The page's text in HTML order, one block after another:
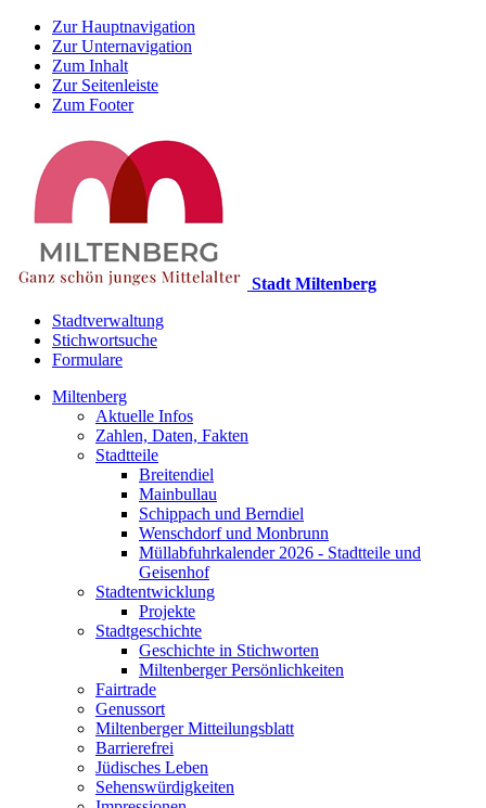
Zur Hauptnavigation
Zur Unternavigation
Zum Inhalt
Zur Seitenleiste
Zum Footer
Stadt Miltenberg
Stadtverwaltung
Stichwortsuche
Formulare
Miltenberg
Aktuelle Infos
Zahlen, Daten, Fakten
Stadtteile
Breitendiel
Mainbullau
Schippach und Berndiel
Wenschdorf und Monbrunn
Müllabfuhrkalender 2026 - Stadtteile und
Geisenhof
Stadtentwicklung
Projekte
Stadtgeschichte
Geschichte in Stichworten
Miltenberger Persönlichkeiten
Fairtrade
Genussort
Miltenberger Mitteilungsblatt
Barrierefrei
Jüdisches Leben
Sehenswürdigkeiten